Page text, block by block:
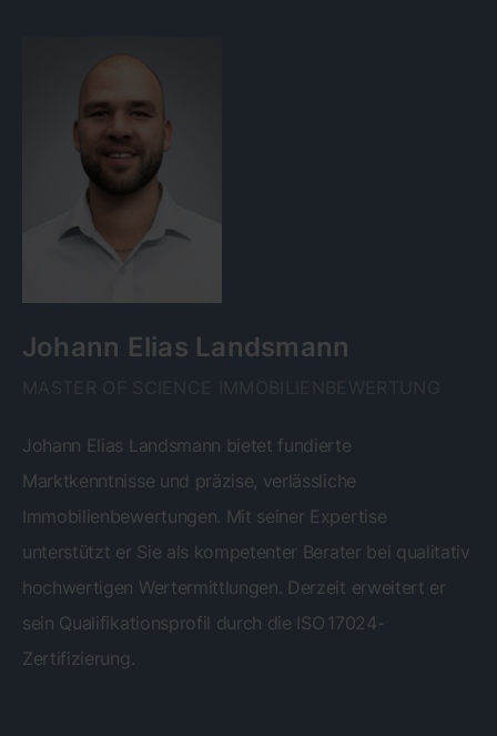
Johann Elias Landsmann
Johann Elias Landsmann bietet fundierte
Marktkenntnisse und präzise, verlässliche
Immobilienbewertungen. Mit seiner Expertise
unterstützt er Sie als kompetenter Berater bei qualitativ
hochwertigen Wertermittlungen. Derzeit erweitert er
sein Qualifikationsprofil durch die ISO 17024-
Zertifizierung.